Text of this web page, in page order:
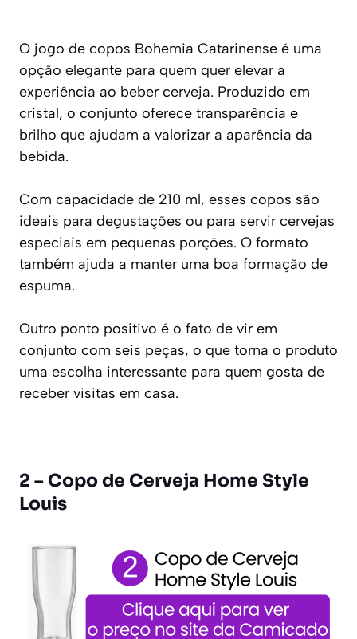
O jogo de copos Bohemia Catarinense é uma
opção elegante para quem quer elevar a
experiência ao beber cerveja. Produzido em
cristal, o conjunto oferece transparência e
brilho que ajudam a valorizar a aparência da
bebida.
Com capacidade de 210 ml, esses copos são
ideais para degustações ou para servir cervejas
especiais em pequenas porções. O formato
também ajuda a manter uma boa formação de
espuma.
Outro ponto positivo é o fato de vir em
conjunto com seis peças, o que torna o produto
uma escolha interessante para quem gosta de
receber visitas em casa.
2 – Copo de Cerveja Home Style
Louis